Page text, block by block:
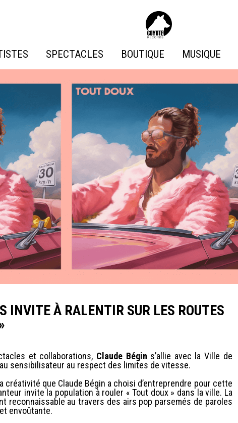
Records
SPECTACLES BOUTIQUE MUSIQUE
INVITE À RALENTIR SUR LES ROUTES
et collaborations, Claude Bégin s’allie avec la Ville de
sensibilisateur au respect des limites de vitesse.
créativité que Claude Bégin a choisi d’entreprendre pour cette
invite la population à rouler « Tout doux » dans la ville. La
reconnaissable au travers des airs pop parsemés de paroles
envoûtante.